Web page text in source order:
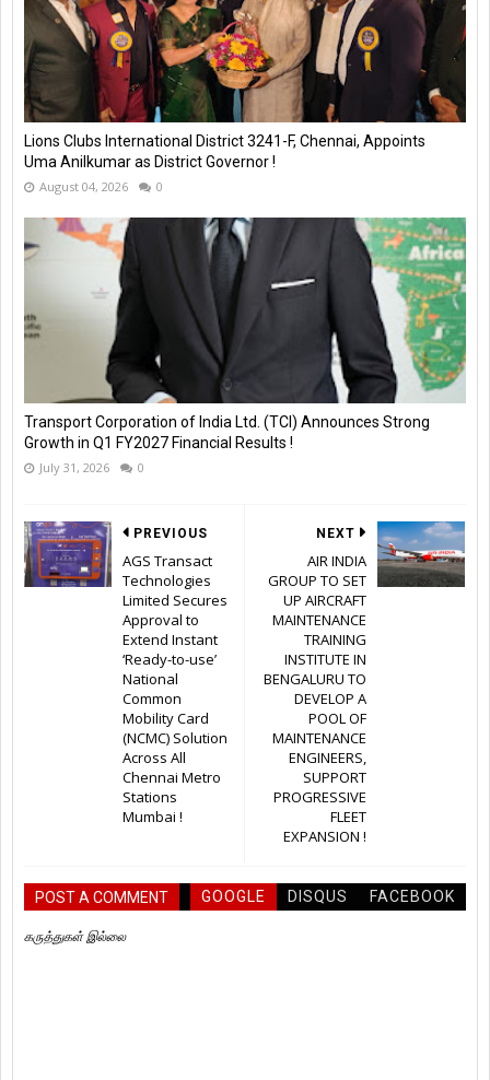
Lions Clubs International District 3241-F, Chennai, Appoints
Uma Anilkumar as District Governor !
August 04, 2026 0
Transport Corporation of India Ltd. (TCI) Announces Strong
Growth in Q1 FY2027 Financial Results !
July 31, 2026 0
NEXT
AIR INDIA
GROUP TO SET
UP AIRCRAFT
MAINTENANCE
TRAINING
INSTITUTE IN
BENGALURU TO
DEVELOP A
POOL OF
MAINTENANCE
ENGINEERS,
SUPPORT
PROGRESSIVE
FLEET
EXPANSION !
PREVIOUS
AGS Transact
Technologies
Limited Secures
Approval to
Extend Instant
‘Ready-to-use’
National
Common
Mobility Card
(NCMC) Solution
Across All
Chennai Metro
Stations
Mumbai !
POST A COMMENT GOOGLE DISQUS FACEBOOK
கருத்துகள் இல்லை